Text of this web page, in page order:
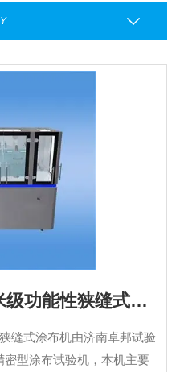
ZB-XTB纳米及亚微米级功能性狭缝式涂布机
缝式涂布机由济南卓邦试验
型涂布试验机，本机主要